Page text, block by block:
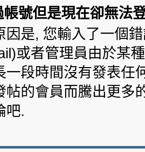
帳號但是現在卻無法
因是, 您輸入了一個
或者管理員由於某
一段時間沒有發表任
帖的會員而騰出更多
吧.